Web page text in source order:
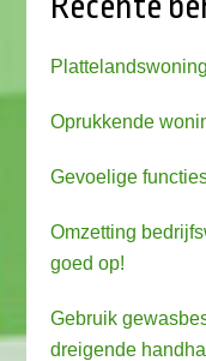
Oprukkende
Gevoelige
Omzetting
goed op!
Gebruik
dreigende